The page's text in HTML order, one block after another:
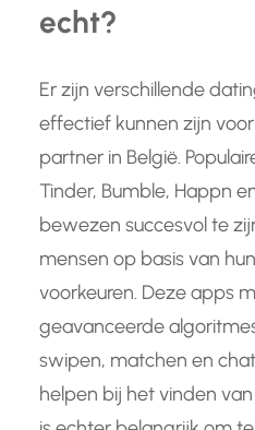
echt?
Er zijn verschillende
effectief kunnen zijn
partner in België.
Tinder, Bumble, Happn
bewezen succesvol te
mensen op basis van
voorkeuren. Deze apps
geavanceerde
swipen, matchen en
helpen bij het vinden